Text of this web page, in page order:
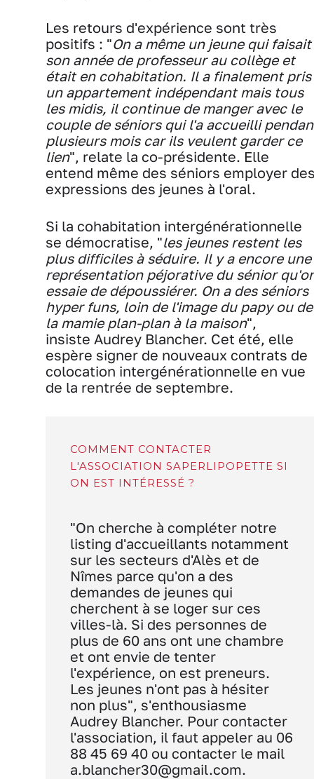
Les retours d'expérience sont très
positifs : "On a même un jeune qui faisait
son année de professeur au collège et
était en cohabitation. Il a finalement pris
un appartement indépendant mais tous
les midis, il continue de manger avec le
couple de séniors qui l'a accueilli
plusieurs mois car ils veulent garder ce
lien", relate la co-présidente. Elle
entend même des séniors employer
expressions des jeunes à l'oral.
Si la cohabitation intergénérationnelle
se démocratise, "les jeunes restent les
plus difficiles à séduire. Il y a encore une
représentation péjorative du sénior
essaie de dépoussiérer. On a des séniors
hyper funs, loin de l'image du papy ou de
la mamie plan-plan à la maison",
insiste Audrey Blancher. Cet été, elle
espère signer de nouveaux contrats de
colocation intergénérationnelle en vue
de la rentrée de septembre.
COMMENT CONTACTER
L'ASSOCIATION SAPERLIPOPETTE SI
ON EST INTÉRESSÉ ?
"On cherche à compléter notre
listing d'accueillants notamment
sur les secteurs d'Alès et de
Nîmes parce qu'on a des
demandes de jeunes qui
cherchent à se loger sur ces
villes-là. Si des personnes de
plus de 60 ans ont une chambre
et ont envie de tenter
l'expérience, on est preneurs.
Les jeunes n'ont pas à hésiter
non plus", s'enthousiasme
Audrey Blancher. Pour contacter
l'association, il faut appeler au 06
88 45 69 40 ou contacter le mail
a.blancher30@gmail.com.